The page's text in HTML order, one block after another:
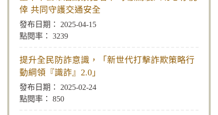
倖 共同守護交通安全
2025-04-15
3239
提升全民防詐意識，「新世代打擊詐欺策略行
動綱領『識詐』2.0」
2025-02-24
850